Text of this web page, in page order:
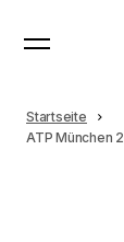
Startseite
ATP München